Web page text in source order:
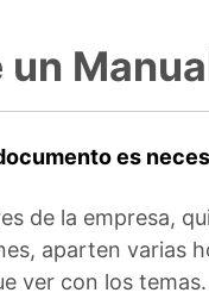
un
es
de la empresa,
aparten varias
ver con los temas.